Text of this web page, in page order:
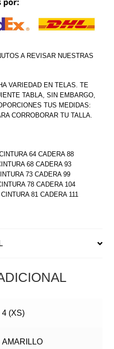
A REVISAR NUESTRAS
VARIEDAD EN TELAS. TE
TABLA, SIN EMBARGO,
TUS MEDIDAS:
CORROBORAR TU TALLA.
64 CADERA 88
68 CADERA 93
73 CADERA 99
78 CADERA 104
81 CADERA 111
4 (XS)
AMARILLO